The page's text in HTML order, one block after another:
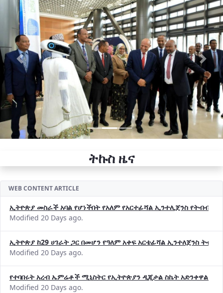
Previous Next
ትኩስ ዜና
WEB CONTENT ARTICLE
ኢትዮጵያ መስራች አባል የሆነችበት የአለም የአርተፊሻል ኢንተሊጀንስ የትብብር
Modified 20 Days ago.
ኢትዮጵያ ከ29 ሀገራት ጋር በመሆን የዓለም አቀፍ አርቴፊሻል ኢንተለጀንስ
Modified 20 Days ago.
የተባበሩት አረብ ኤምሬቶች ሚኒስትር የኢትዮጵያን ዲጂታል ስኬት አድንቀዋል
Modified 20 Days ago.